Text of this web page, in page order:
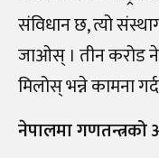
संविधान छ, त्यो
जाओस् । तीन करोड
मिलोस् भन्ने कामना
नेपालमा